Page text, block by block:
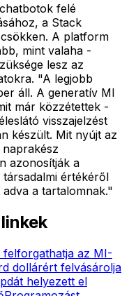
felé
a Stack
A platform
mint valaha -
lesz az
"A legjobb
áll. A generatív MI
már közzétettek -
visszajelzést
készült. Mit nyújt az
azonosítják a
társadalmi értékéről
a tartalomnak."
felforgathatja az MI-
dollárért felvásárolja
helyezett el